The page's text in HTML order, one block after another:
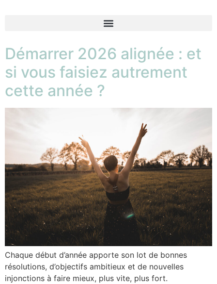
Démarrer 2026 alignée : et
si vous faisiez autrement
cette année ?
Chaque début d’année apporte son lot de bonnes
résolutions, d’objectifs ambitieux et de nouvelles
injonctions à faire mieux, plus vite, plus fort.